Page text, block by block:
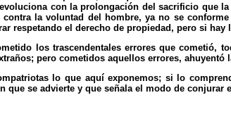
con la prolongación del sacrificio que
contra la voluntad del hombre, ya no se
respetando el derecho de propiedad, pero si
los trascendentales errores que cometió,
pero cometidos aquellos errores, ahuyentó
lo que aquí exponemos; si lo
que se advierte y que señala el modo de